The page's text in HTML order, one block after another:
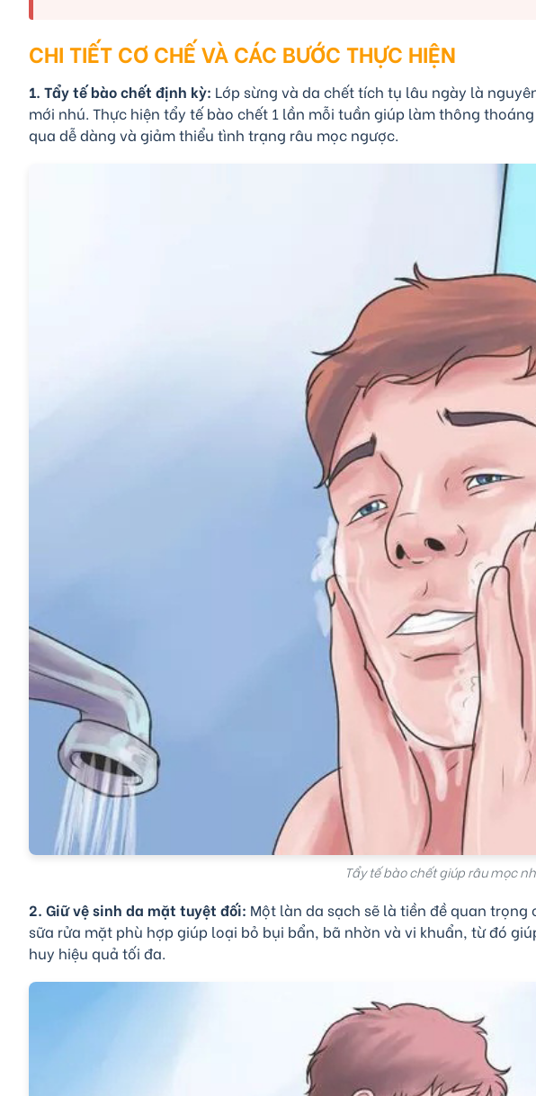
CHI TIẾT CƠ CHẾ VÀ CÁC BƯỚC THỰC HIỆN
1. Tẩy tế bào chết định kỳ: Lớp sừng và da chết tích tụ lâu ngày là
mới nhú. Thực hiện tẩy tế bào chết 1 lần mỗi tuần giúp làm thông
qua dễ dàng và giảm thiểu tình trạng râu mọc ngược.
Tẩy tế bào chết giúp râu mọc
2. Giữ vệ sinh da mặt tuyệt đối: Một làn da sạch sẽ là tiền đề quan
sữa rửa mặt phù hợp giúp loại bỏ bụi bẩn, bã nhờn và vi khuẩn, từ đó
huy hiệu quả tối đa.